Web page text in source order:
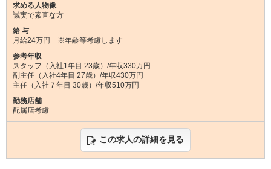
求める人物像
誠実で素直な方
給 与
月給24万円 ※年齢等考慮します
参考年収
スタッフ（入社1年目 23歳）/年収330万円
副主任（入社4年目 27歳）/年収430万円
主任（入社７年目 30歳）/年収510万円
勤務店舗
配属店考慮
この求人の詳細を見る